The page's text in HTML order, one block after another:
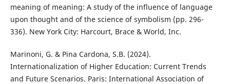
meaning of meaning: A study of the influence of language
upon thought and of the science of symbolism (pp. 296-
336). New York City: Harcourt, Brace & World, Inc.
Marinoni, G. & Pina Cardona, S.B. (2024).
Internationalization of Higher Education: Current Trends
and Future Scenarios. Paris: International Association of